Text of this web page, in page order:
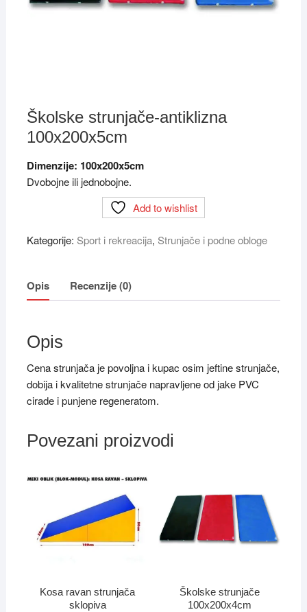
Školske strunjače-antiklizna
100x200x5cm
Dimenzije: 100x200x5cm
Dvobojne ili jednobojne.
Add to wishlist
Kategorije: Sport i rekreacija, Strunjače i podne obloge
Opis Recenzije (0)
Opis
Cena strunjača je povoljna i kupac osim jeftine strunjače,
dobija i kvalitetne strunjače napravljene od jake PVC
cirade i punjene regeneratom.
Povezani proizvodi
Kosa ravan strunjača
sklopiva
Školske strunjače
100x200x4cm